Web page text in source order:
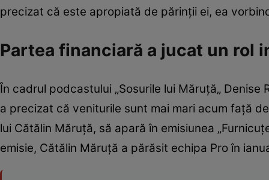
precizat că este apropiată de părinții ei, ea
Partea financiară a jucat un rol
În cadrul podcastului „Sosurile lui Măruță„
a precizat că veniturile sunt mai mari acum față
lui Cătălin Măruță, să apară în emisiunea
emisie, Cătălin Măruță a părăsit echipa Pro în